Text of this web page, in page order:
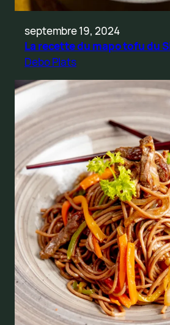
septembre 19, 2024
La recette du mapo tofu du
Debo Plats